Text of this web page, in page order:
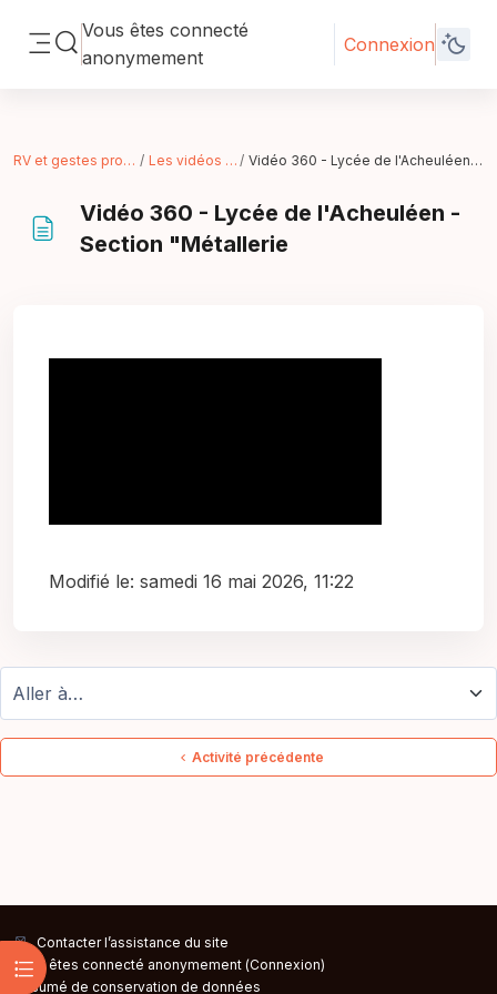
Panneau latéral
Activer/désactiver la saisie de recherche
Vous êtes connecté
anonymement
Connexion
Ouvrir l’index du cours
RV et gestes professionnels Les vidéos produites Vidéo 360 - Lycée de l'Acheuléen - Section "Métallerie
Vidéo 360 - Lycée de l'Acheuléen -
Section "Métallerie
Modifié le: samedi 16 mai 2026, 11:22
Activité précédente
Aller à…
Contacter l’assistance du site
Vous êtes connecté anonymement (Connexion)
Résumé de conservation de données